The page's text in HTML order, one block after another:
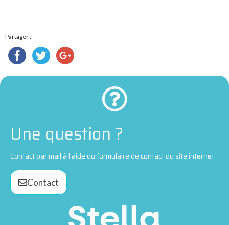
Partager :
Une question ?
Contact par mail à l'aide du formulaire de contact du site internet
Contact